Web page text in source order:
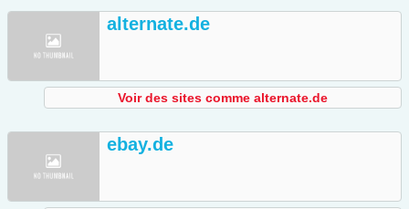
alternate.de
Voir des sites comme alternate.de
ebay.de